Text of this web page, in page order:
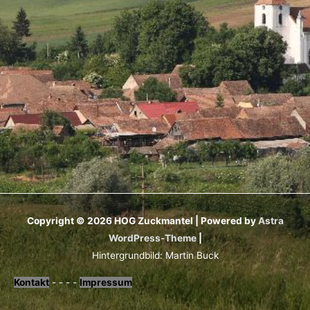
Copyright © 2026HOG Zuckmantel| Powered byAstra
WordPress-Theme|
Hintergrundbild: Martin Buck
Kontakt - - - -Impressum